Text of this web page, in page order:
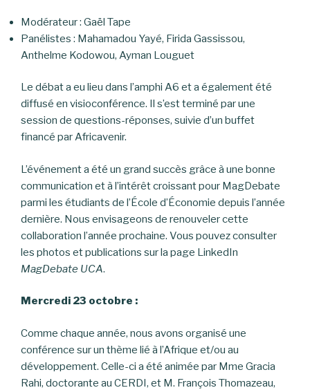
Modérateur : Gaël Tape
Panélistes : Mahamadou Yayé, Firida Gassissou,
Anthelme Kodowou, Ayman Louguet
Le débat a eu lieu dans l’amphi A6 et a également été
diffusé en visioconférence. Il s’est terminé par une
session de questions-réponses, suivie d’un buffet
financé par Africavenir.
L’événement a été un grand succès grâce à une bonne
communication et à l’intérêt croissant pour MagDebate
parmi les étudiants de l’École d’Économie depuis l’année
dernière. Nous envisageons de renouveler cette
collaboration l’année prochaine. Vous pouvez consulter
les photos et publications sur la page LinkedIn
MagDebate UCA.
Mercredi 23 octobre :
Comme chaque année, nous avons organisé une
conférence sur un thème lié à l’Afrique et/ou au
développement. Celle-ci a été animée par Mme Gracia
Rahi, doctorante au CERDI, et M. François Thomazeau,